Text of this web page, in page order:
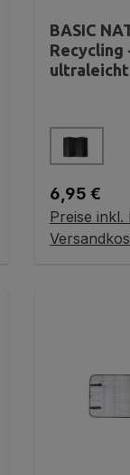
BASIC
Recycling
ultraleicht
Farbe
Regulärer
6,95 €
Preise inkl.